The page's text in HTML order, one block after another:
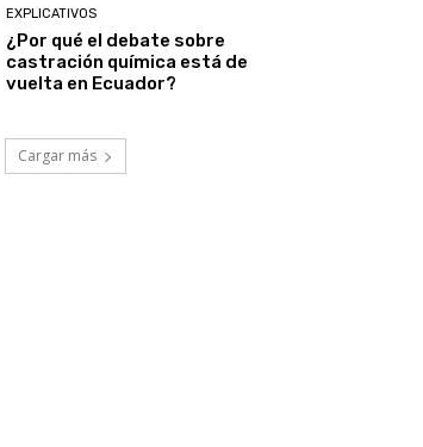
EXPLICATIVOS
¿Por qué el debate sobre
castración química está de
vuelta en Ecuador?
Cargar más